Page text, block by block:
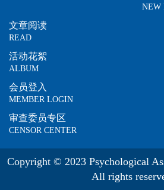
NEW
文章阅读
READ
活动花絮
ALBUM
会员登入
MEMBER LOGIN
审查委员专区
CENSOR CENTER
Copyright © 2023 Psychological
All rights